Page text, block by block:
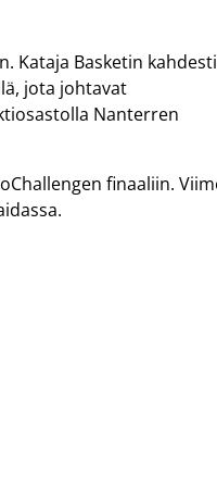
Kataja Basketin kahdesti
jota johtavat
Nanterren
finaaliin.